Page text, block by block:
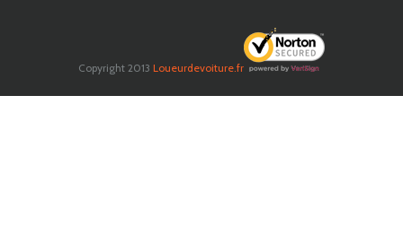
Copyright 2013 Loueurdevoiture.fr